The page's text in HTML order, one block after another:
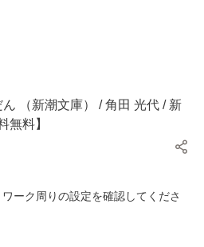
ん （新潮文庫） / 角田 光代 / 新
無料】
ーク周りの設定を確認してくださ